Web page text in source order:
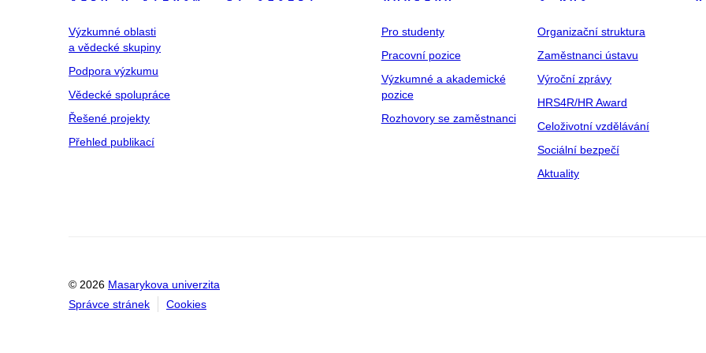
Výzkumné oblasti
a vědecké skupiny
Podpora výzkumu
Vědecké spolupráce
Řešené projekty
Přehled publikací
Pro studenty
Pracovní pozice
Výzkumné a akademické
pozice
Rozhovory se zaměstnanci
Organizační struktura
Zaměstnanci ústavu
Výroční zprávy
HRS4R/HR Award
Celoživotní vzdělávání
Sociální bezpečí
Aktuality
© 2026 Masarykova univerzita
Správce stránek
Cookies